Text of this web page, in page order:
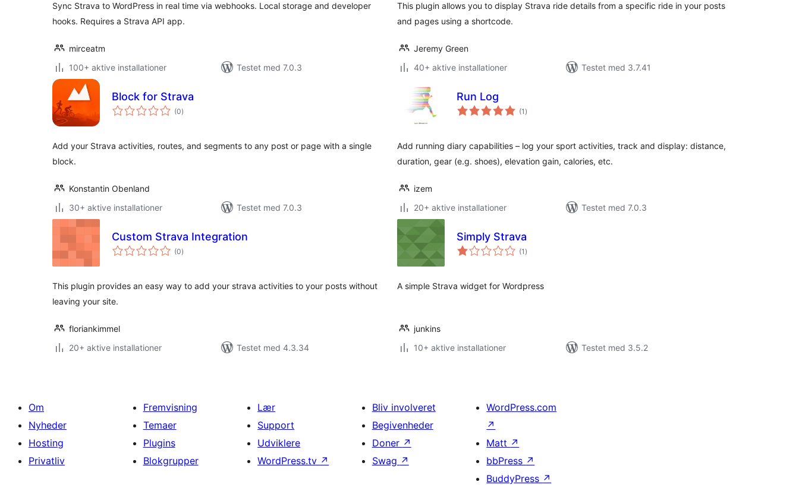
Sync Strava to WordPress in real time via webhooks. Local storage and developer
hooks. Requires a Strava API app.
mirceatm
100+ aktive installationer
Testet med 7.0.3
This plugin allows you to display Strava ride details from a specific ride in your posts
and pages using a shortcode.
Jeremy Green
40+ aktive installationer
Testet med 3.7.41
Block for Strava
(0totale
bedømmelser
)
Add your Strava activities, routes, and segments to any post or page with a single
block.
Konstantin Obenland
30+ aktive installationer
Testet med 7.0.3
Run Log
(1 totale
bedømmelser
)
Add running diary capabilities – log your sport activities, track and display: distance,
duration, gear (e.g. shoes), elevation gain, calories, etc.
izem
20+ aktive installationer
Testet med 7.0.3
Custom Strava Integration
(0totale
bedømmelser
)
This plugin provides an easy way to add your strava activities to your posts without
leaving your site.
floriankimmel
20+ aktive installationer
Testet med 4.3.34
Simply Strava
(1 totale
bedømmelser
)
A simple Strava widget for Wordpress
junkins
10+ aktive installationer
Testet med 3.5.2
Om
Nyheder
Hosting
Privatliv
Fremvisning
Temaer
Plugins
Blokgrupper
Lær
Support
Udviklere
WordPress.tv ↗
Bliv involveret
Begivenheder
Doner ↗
Swag ↗
WordPress.com
↗
Matt ↗
bbPress ↗
BuddyPress ↗